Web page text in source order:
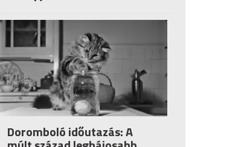
Doromboló időutazás: A